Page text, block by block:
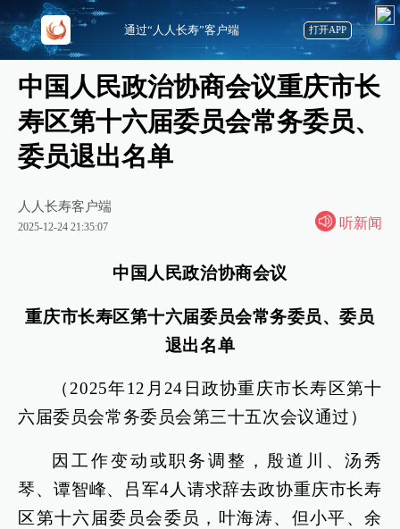
中国人民政治协商会议重庆市长
寿区第十六届委员会常务委员、
委员退出名单
人人长寿客户端
2025-12-24 21:35:07 听新闻
中国人民政治协商会议
重庆市长寿区第十六届委员会常务委员、委员
退出名单
（2025年12月24日政协重庆市长寿区第十
六届委员会常务委员会第三十五次会议通过）
因工作变动或职务调整，殷道川、汤秀
琴、谭智峰、吕军4人请求辞去政协重庆市长寿
区第十六届委员会委员，叶海涛、但小平、余
通过“人人长寿”客户端 打开APP